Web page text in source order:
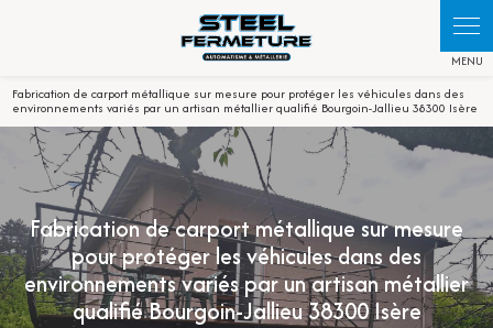
Fabrication de carport métallique sur mesure pour protéger les véhicules dans des
environnements variés par un artisan métallier qualifié Bourgoin-Jallieu 38300 Isère
Fabrication de carport métallique sur mesure
pour protéger les véhicules dans des
environnements variés par un artisan métallier
qualifié Bourgoin-Jallieu 38300 Isère
Panneau de gestion des cookies